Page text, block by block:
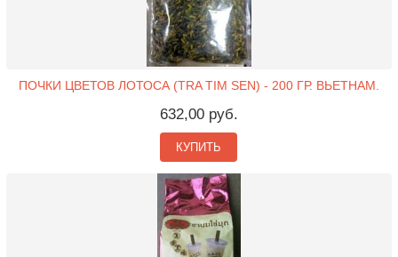
ПОЧКИ ЦВЕТОВ ЛОТОСА (TRA TIM SEN) - 200 ГР. ВЬЕТНАМ.
632,00 руб.
КУПИТЬ